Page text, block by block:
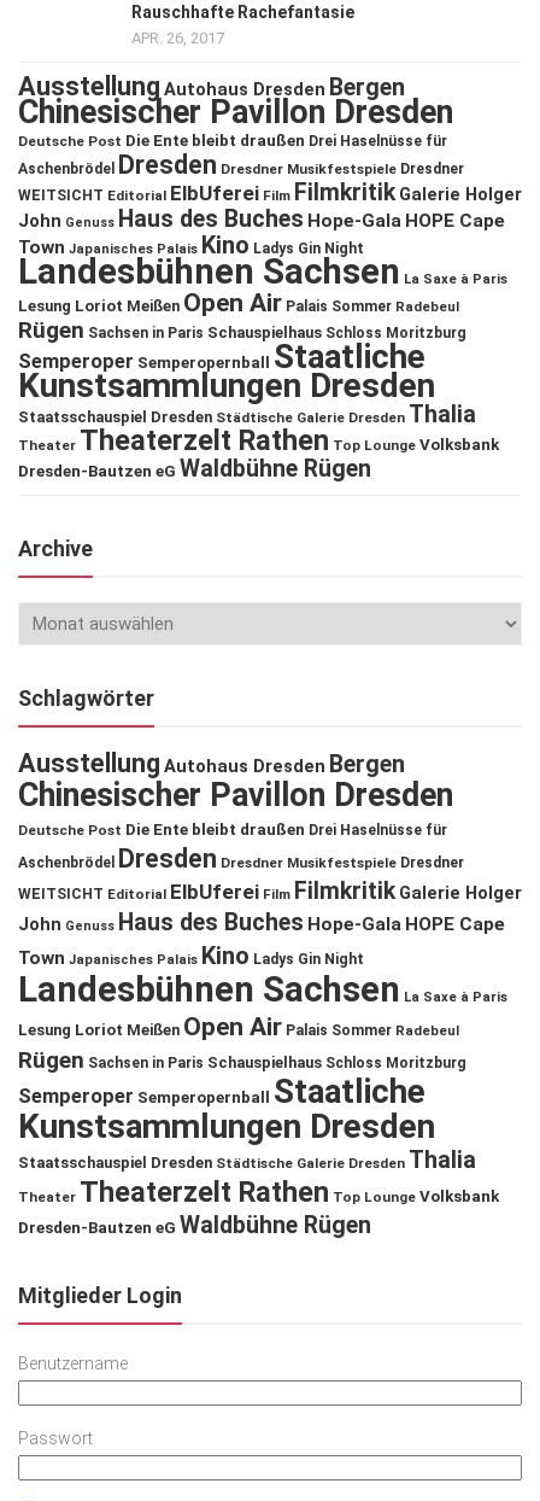
Rauschhafte Rachefantasie
APR. 26, 2017
Ausstellung Autohaus Dresden Bergen
Chinesischer Pavillon Dresden
Deutsche Post Die Ente bleibt draußen Drei Haselnüsse für
Aschenbrödel
Dresden Dresdner Musikfestspiele Dresdner
WEITSICHT Editorial ElbUferei Film Filmkritik Galerie Holger
John Genuss Haus des Buches Hope-Gala HOPE Cape
Town Japanisches Palais Kino Ladys Gin Night
Landesbühnen Sachsen La Saxe à Paris
Lesung Loriot Meißen Open Air Palais Sommer Radebeul
Rügen Sachsen in Paris Schauspielhaus Schloss Moritzburg
Semperoper Semperopernball Staatliche
Kunstsammlungen Dresden
Staatsschauspiel Dresden Städtische Galerie Dresden Thalia
Theater Theaterzelt Rathen Top Lounge Volksbank
Dresden-Bautzen eG Waldbühne Rügen
Archive
Schlagwörter
Ausstellung Autohaus Dresden Bergen
Chinesischer Pavillon Dresden
Deutsche Post Die Ente bleibt draußen Drei Haselnüsse für
Aschenbrödel
Dresden Dresdner Musikfestspiele Dresdner
WEITSICHT Editorial ElbUferei Film Filmkritik Galerie Holger
John Genuss Haus des Buches Hope-Gala HOPE Cape
Town Japanisches Palais Kino Ladys Gin Night
Landesbühnen Sachsen La Saxe à Paris
Lesung Loriot Meißen Open Air Palais Sommer Radebeul
Rügen Sachsen in Paris Schauspielhaus Schloss Moritzburg
Semperoper Semperopernball
Staatliche
Kunstsammlungen Dresden
Staatsschauspiel Dresden Städtische Galerie Dresden Thalia
Theater Theaterzelt Rathen Top Lounge Volksbank
Dresden-Bautzen eG Waldbühne Rügen
Mitglieder Login
Benutzername
Passwort